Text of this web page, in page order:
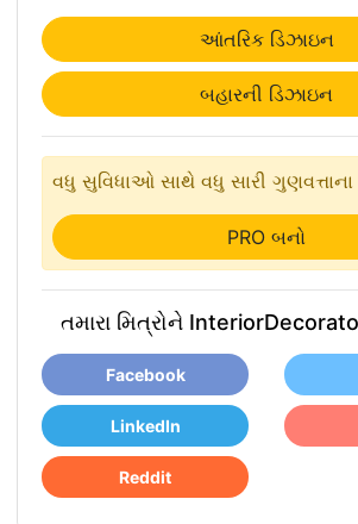
આંતરિક ડિઝાઇન
બહારની ડિઝાઇન
વધુ સુવિધાઓ સાથે વધુ સારી
PRO બનો
તમારા મિત્રોને
Facebook
LinkedIn
Reddit